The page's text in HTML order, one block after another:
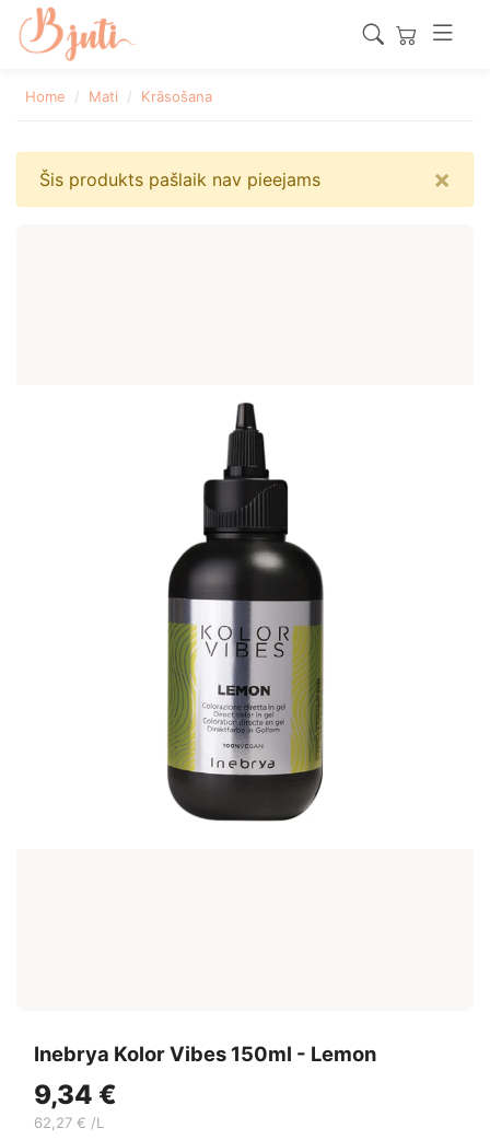
Home Mati Krāsošana
Šis produkts pašlaik nav pieejams ×
Inebrya Kolor Vibes 150ml - Lemon
9,34 €
62,27 € /L